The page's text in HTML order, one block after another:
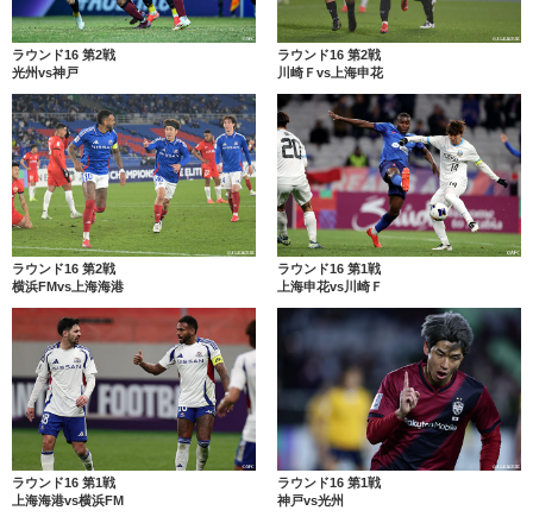
ラウンド16 第2戦
光州vs神戸
ラウンド16 第2戦
川崎Ｆvs上海申花
ラウンド16 第2戦
横浜FMvs上海海港
ラウンド16 第1戦
上海申花vs川崎Ｆ
ラウンド16 第1戦
上海海港vs横浜FM
ラウンド16 第1戦
神戸vs光州